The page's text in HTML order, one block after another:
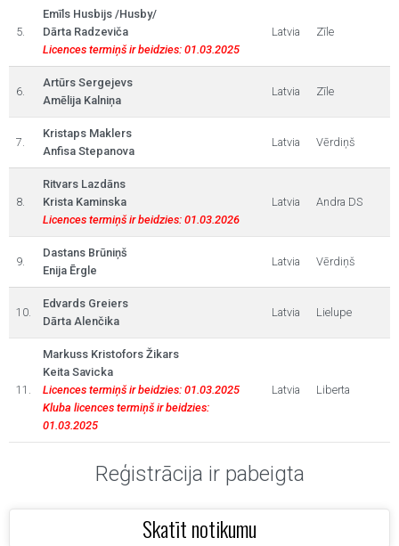
5.
Emīls Husbijs /Husby/
Dārta Radzeviča
Licences termiņš ir beidzies: 01.03.2025
Latvia Zīle
6.
Artūrs Sergejevs
Amēlija Kalniņa
Latvia Zīle
7.
Kristaps Maklers
Anfisa Stepanova
Latvia Vērdiņš
8.
Ritvars Lazdāns
Krista Kaminska
Licences termiņš ir beidzies: 01.03.2026
Latvia Andra DS
9.
Dastans Brūniņš
Enija Ērgle
Latvia Vērdiņš
10.
Edvards Greiers
Dārta Alenčika
Latvia Lielupe
11.
Markuss Kristofors Žikars
Keita Savicka
Licences termiņš ir beidzies: 01.03.2025
Kluba licences termiņš ir beidzies:
01.03.2025
Latvia Liberta
Reģistrācija ir pabeigta
Skatīt notikumu